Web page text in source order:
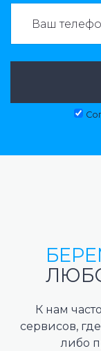
К нам
сервисов,
либо